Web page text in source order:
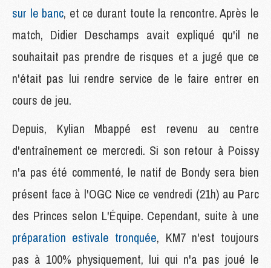
sur le banc, et ce durant toute la rencontre. Après le
match, Didier Deschamps avait expliqué qu'il ne
souhaitait pas prendre de risques et a jugé que ce
n'était pas lui rendre service de le faire entrer en
cours de jeu.
Depuis, Kylian Mbappé est revenu au centre
d'entraînement ce mercredi. Si son retour à Poissy
n'a pas été commenté, le natif de Bondy sera bien
présent face à l'OGC Nice ce vendredi (21h) au Parc
des Princes selon L'Équipe. Cependant, suite à une
préparation estivale tronquée, KM7 n'est toujours
pas à 100% physiquement, lui qui n'a pas joué le